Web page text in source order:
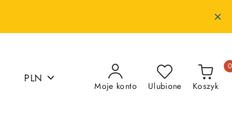
PLN
Moje konto Ulubione Koszyk
0